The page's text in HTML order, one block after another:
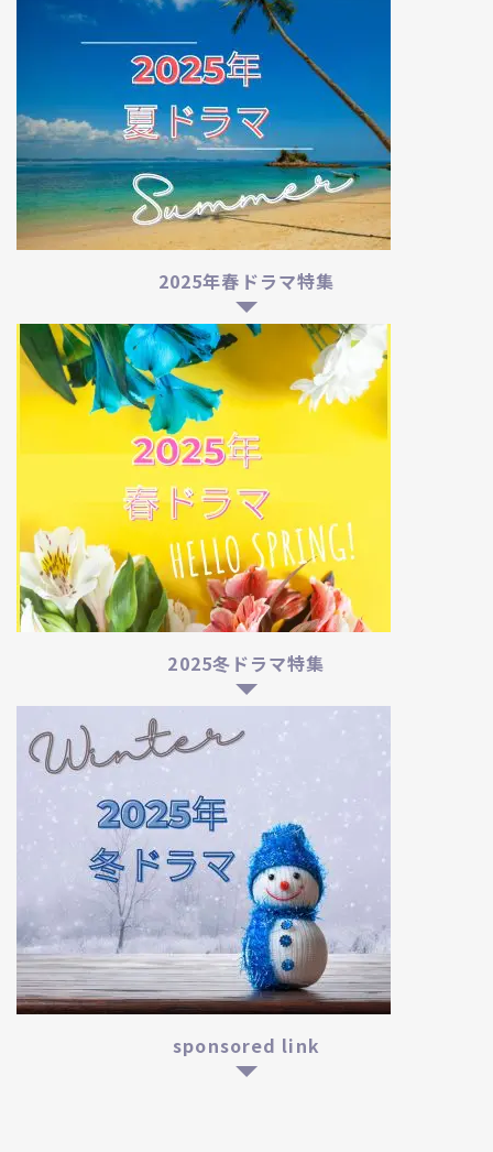
2025年春ドラマ特集
2025冬ドラマ特集
sponsored link